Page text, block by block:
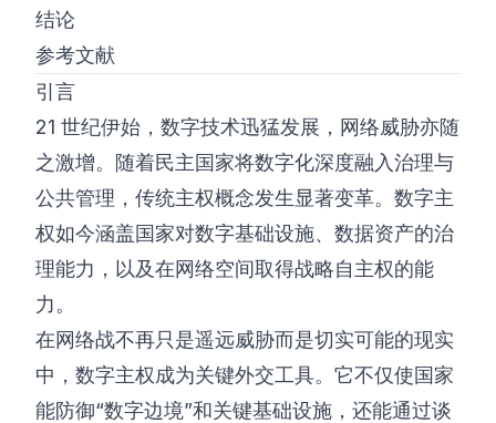
结论
参考文献
引言
21 世纪伊始，数字技术迅猛发展，网络威胁亦随
之激增。随着民主国家将数字化深度融入治理与
公共管理，传统主权概念发生显著变革。数字主
权如今涵盖国家对数字基础设施、数据资产的治
理能力，以及在网络空间取得战略自主权的能
力。
在网络战不再只是遥远威胁而是切实可能的现实
中，数字主权成为关键外交工具。它不仅使国家
能防御“数字边境”和关键基础设施，还能通过谈